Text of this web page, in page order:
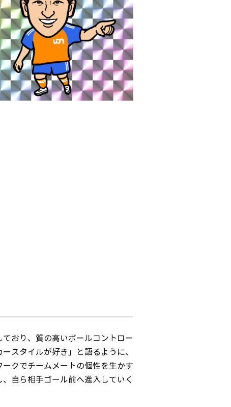
おり、質の高いボールコントロー
スタイルが好き」と語るように、
クでチームメートの個性を生かす
自ら相手ゴール前へ進入していく